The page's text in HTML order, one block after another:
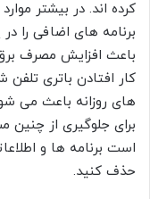
کرده اند. در بیشتر
برنامه های اضافی را
باعث افزایش مصرف
کار افتادن باتری تلفن
های روزانه باعث می
برای جلوگیری از چنین
است برنامه ها و
حذف کنید.